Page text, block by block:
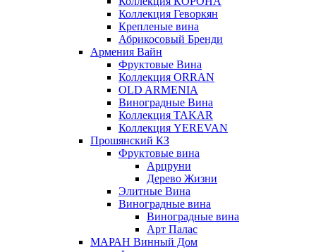
Коллекция Геворкян
Крепленые вина
Абрикосовый Бренди
Армения Вайн
Фруктовые Вина
Коллекция ORRAN
OLD ARMENIA
Виноградные Вина
Коллекция TAKAR
Коллекция YEREVAN
Прошянский КЗ
Фруктовые вина
Арцруни
Дерево Жизни
Элитные Вина
Виноградные вина
Виноградные вина
Арт Палас
МАРАН Винный Дом